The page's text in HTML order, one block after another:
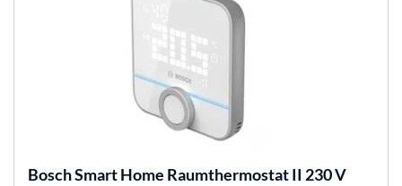
BoschSmart Home Raumthermostat II 230 V